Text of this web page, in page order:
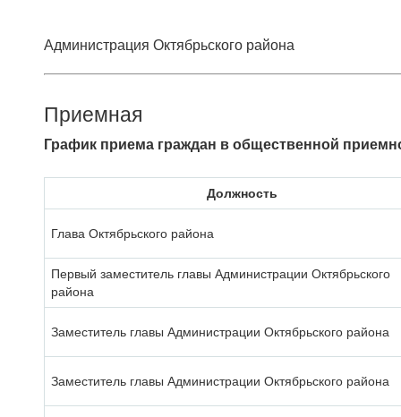
Администрация Октябрьского района
Приемная
График приема граждан в общественной
Должность
Глава Октябрьского района
Первый заместитель главы Администрации Октябрьского
района
Заместитель главы Администрации Октябрьского района
Заместитель главы Администрации Октябрьского района